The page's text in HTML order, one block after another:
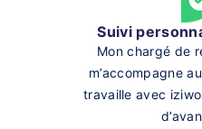
Suivi
Mon chargé de
m’accompagne
travaille avec